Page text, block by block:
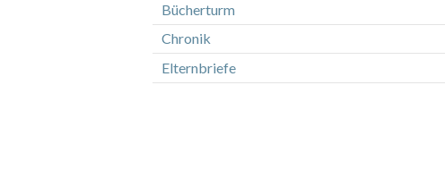
Bücherturm
Chronik
Elternbriefe